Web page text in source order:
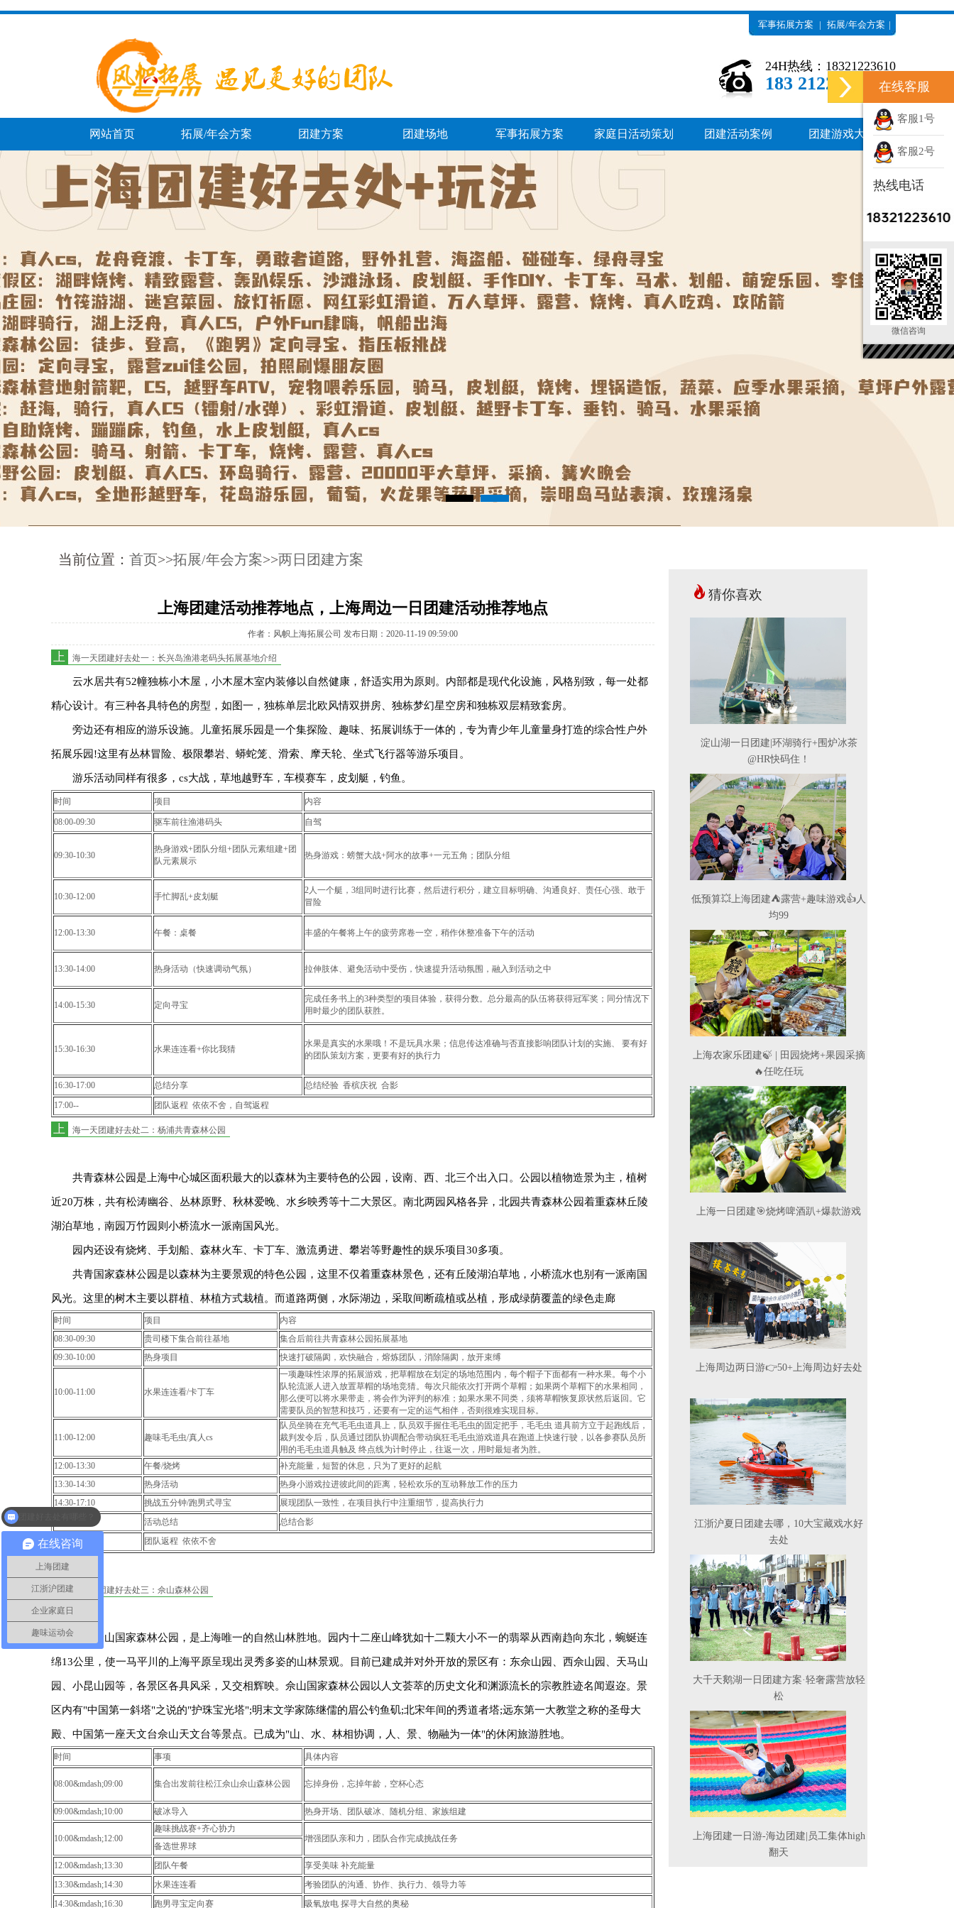
军事拓展方案 | 拓展/年会方案 |
24H热线：18321223610
18321223610
网站首页 拓展/年会方案 团建方案 团建场地 军事拓展方案 家庭日活动策划 团建活动案例 团建游戏大全
团建百科 趣味运动会
当前位置： 首页>>拓展/年会方案>>两日团建方案
上海团建活动推荐地点，上海周边一日团建活动推荐地点
作者：风帜上海拓展公司发布日期：2020-11-1909:59:00
上 海一天团建好去处一：长兴岛渔港老码头拓展基地介绍
云水居共有52幢独栋小木屋，小木屋木室内装修以自然健康，舒适实用为原则。内部都是现代化设施，风格别致，每一处都
精心设计。有三种各具特色的房型，如图一，独栋单层北欧风情双拼房、独栋梦幻星空房和独栋双层精致套房。
旁边还有相应的游乐设施。儿童拓展乐园是一个集探险、趣味、拓展训练于一体的，专为青少年儿童量身打造的综合性户外
拓展乐园!这里有丛林冒险、极限攀岩、蟒蛇笼、滑索、摩天轮、坐式飞行器等游乐项目。
游乐活动同样有很多，cs大战，草地越野车，车模赛车，皮划艇，钓鱼。
时间 项目 内容
08:00-09:30 驱车前往渔港码头 自驾
09:30-10:30
热身游戏+团队分组+团队元素组建+团
队元素展示
热身游戏：螃蟹大战+阿水的故事+一元五角；团队分组
10:30-12:00 手忙脚乱+皮划艇
2人一个艇，3组同时进行比赛，然后进行积分，建立目标明确、沟通良好、责任心强、敢于
冒险
12:00-13:30 午餐：桌餐 丰盛的午餐将上午的疲劳席卷一空，稍作休整准备下午的活动
13:30-14:00 热身活动（快速调动气氛） 拉伸肢体、避免活动中受伤，快速提升活动氛围，融入到活动之中
14:00-15:30 定向寻宝
完成任务书上的3种类型的项目体验，获得分数。总分最高的队伍将获得冠军奖；同分情况下
用时最少的团队获胜。
15:30-16:30 水果连连看+你比我猜
水果是真实的水果哦！不是玩具水果；信息传达准确与否直接影响团队计划的实施、要有好
的团队策划方案，更要有好的执行力
16:30-17:00 总结分享
总结经验香槟庆祝合影
17:00--
团队返程依依不舍，自驾返程
上 海一天团建好去处二：杨浦共青森林公园
共青森林公园是上海中心城区面积最大的以森林为主要特色的公园，设南、西、北三个出入口。公园以植物造景为主，植树
近20万株，共有松涛幽谷、丛林原野、秋林爱晚、水乡映秀等十二大景区。南北两园风格各异，北园共青森林公园着重森林丘陵
湖泊草地，南园万竹园则小桥流水一派南国风光。
园内还设有烧烤、手划船、森林火车、卡丁车、激流勇进、攀岩等野趣性的娱乐项目30多项。
共青国家森林公园是以森林为主要景观的特色公园，这里不仅着重森林景色，还有丘陵湖泊草地，小桥流水也别有一派南国
风光。这里的树木主要以群植、林植方式栽植。而道路两侧，水际湖边，采取间断疏植或丛植，形成绿荫覆盖的绿色走廊
时间 项目
内容
08:30-09:30
贵司楼下集合前往基地
集合后前往共青森林公园拓展基地
09:30-10:00
热身项目 快速打破隔阂，欢快融合，熔炼团队，消除隔阂，放开束缚
10:00-11:00 水果连连看/卡丁车
一项趣味性浓厚的拓展游戏，把草帽放在划定的场地范围内，每个帽子下面都有一种水果。每个小
队轮流派人进入放置草帽的场地竞猜。每次只能依次打开两个草帽；如果两个草帽下的水果相同，
那么便可以将水果带走，将会作为评判的标准；如果水果不同类，须将草帽恢复原状然后返回。它
需要队员的智慧和技巧，还要有一定的运气相伴，否则很难实现目标。
11:00-12:00 趣味毛毛虫/真人cs
队员坐骑在充气毛毛虫道具上，队员双手握住毛毛虫的固定把手，毛毛虫道具前方立于起跑线后，
裁判发令后，队员通过团队协调配合带动疯狂毛毛虫游戏道具在跑道上快速行驶，以各参赛队员所
用的毛毛虫道具触及终点线为计时停止，往返一次，用时最短者为胜。
12:00-13:30
午餐/烧烤
补充能量，短暂的休息，只为了更好的起航
13:30-14:30
热身活动
热身小游戏拉进彼此间的距离，轻松欢乐的互动释放工作的压力
14:30-17:10
挑战五分钟/跑男式寻宝
展现团队一致性，在项目执行中注重细节，提高执行力
活动总结
总结合影
17:30-
团队返程依依不舍
上 海一天团建好去处三：佘山森林公园
上海佘山国家森林公园，是上海唯一的自然山林胜地。园内十二座山峰犹如十二颗大小不一的翡翠从西南趋向东北，蜿蜒连
绵13公里，使一马平川的上海平原呈现出灵秀多姿的山林景观。目前已建成并对外开放的景区有：东佘山园、西佘山园、天马山
园、小昆山园等，各景区各具风采，又交相辉映。佘山国家森林公园以人文荟萃的历史文化和渊源流长的宗教胜迹名闻遐迩。景
区内有"中国第一斜塔"之说的"护珠宝光塔";明末文学家陈继儒的眉公钓鱼矶;北宋年间的秀道者塔;远东第一大教堂之称的圣母大
殿、中国第一座天文台佘山天文台等景点。已成为"山、水、林相协调，人、景、物融为一体"的休闲旅游胜地。
时间 事项 具体内容
08:00&mdash;09:00 集合出发前往松江佘山佘山森林公园 忘掉身份，忘掉年龄，空杯心态
09:00&mdash;10:00 破冰导入 热身开场、团队破冰、随机分组、家族组建
10:00&mdash;12:00
趣味挑战赛+齐心协力
增强团队亲和力，团队合作完成挑战任务
备选世界球
12:00&mdash;13:30
团队午餐
享受美味补充能量
13:30&mdash;14:30
水果连连看
考验团队的沟通、协作、执行力、领导力等
14:30&mdash;16:30
跑男寻宝定向赛
吸氧放电探寻大自然的奥秘
猜你喜欢
淀山湖一日团建|环湖骑行+围炉冰茶
@HR快码住！
低预算💥上海团建⛺露营+趣味游戏👍人
均99
上海农家乐团建🍃|田园烧烤+果园采摘
🔥任吃任玩
上海一日团建🎯烧烤啤酒趴+爆款游戏
上海周边两日游👉50+上海周边好去处
江浙沪夏日团建去哪，10大宝藏戏水好
去处
大千天鹅湖一日团建方案·轻奢露营放轻
松
上海团建一日游-海边团建|员工集体high
翻天
在线客服
客服1号
客服2号
热线电话
微信咨询
在线咨询
上海团建
江浙沪团建
企业家庭日
趣味运动会
最近有什么热门团建活动？